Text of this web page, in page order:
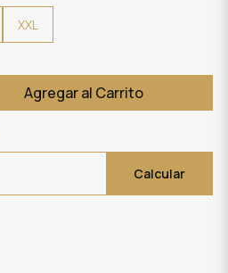
XXL
Agregar al Carrito
Calcular